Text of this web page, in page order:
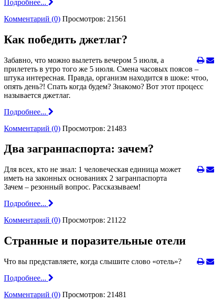
Подробнее...
Комментарий (0) Просмотров: 21561
Как победить джетлаг?
Забавно, что можно вылететь вечером 5 июля, а
прилететь в утро того же 5 июля. Смена часовых поясов –
штука интересная. Правда, организм находится в шоке: чтоо,
опять день?! Спать когда будем? Знакомо? Вот этот процесс
называется джетлаг.
Подробнее...
Комментарий (0) Просмотров: 21483
Два загранпаспорта: зачем?
Для всех, кто не знал: 1 человеческая единица может
иметь на законных основаниях 2 загранпаспорта
Зачем – резонный вопрос. Рассказываем!
Подробнее...
Комментарий (0) Просмотров: 21122
Странные и поразительные отели
Что вы представляете, когда слышите слово «отель»?
Подробнее...
Комментарий (0) Просмотров: 21481